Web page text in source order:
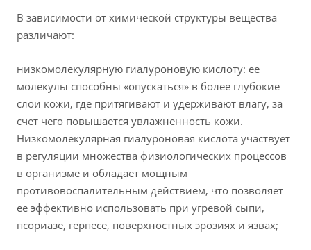
В зависимости от химической структуры вещества
различают:
низкомолекулярную гиалуроновую кислоту: ее
молекулы способны «опускаться» в более глубокие
слои кожи, где притягивают и удерживают влагу, за
счет чего повышается увлажненность кожи.
Низкомолекулярная гиалуроновая кислота участвует
в регуляции множества физиологических процессов
в организме и обладает мощным
противовоспалительным действием, что позволяет
ее эффективно использовать при угревой сыпи,
псориазе, герпесе, поверхностных эрозиях и язвах;